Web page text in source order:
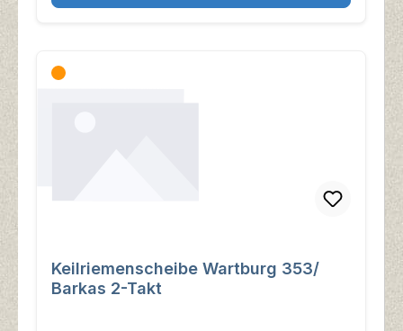
Keilriemenscheibe Wartburg 353/
Barkas 2-Takt